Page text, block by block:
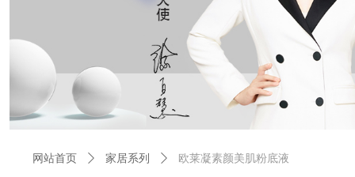
网站首页 ꄲ 家居系列 ꄲ 欧莱凝素颜美肌粉底液